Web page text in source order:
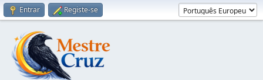
Entrar Registe-se